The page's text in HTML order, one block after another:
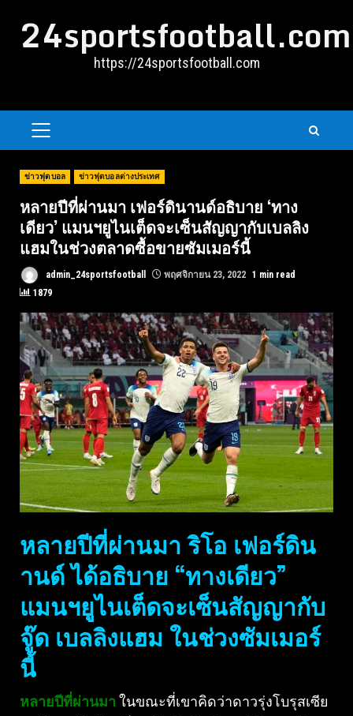
24sportsfootball.com
https://24sportsfootball.com
PRIMARY
ข่าวฟุตบอล ข่าวฟุตบอลต่างประเทศ
หลายปีที่ผ่านมา เฟอร์ดินานด์อธิบาย ‘ทาง
เดียว’ แมนฯยูไนเต็ดจะเซ็นสัญญากับเบลลิง
แฮมในช่วงตลาดซื้อขายซัมเมอร์นี้
admin_24sportsfootball พฤศจิกายน 23, 2022 1 min read
1879
หลายปีที่ผ่านมา ริโอ เฟอร์ดิน
านด์ ได้อธิบาย “ทางเดียว”
แมนฯยูไนเต็ดจะเซ็นสัญญากับ
จู๊ด เบลลิงแฮม ในช่วงซัมเมอร์
นี้
หลายปีที่ผ่านมา ในขณะที่เขาคิดว่าดาวรุ่งโบรุสเซีย